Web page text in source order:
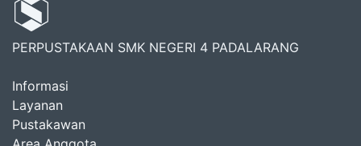
PERPUSTAKAAN SMK NEGERI 4 PADALARANG
Informasi
Layanan
Pustakawan